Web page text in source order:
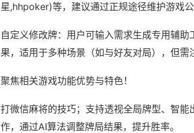
星,hhpoker)等，建议通过正规途径维护游戏公
自定义修改牌：用户可输入需求生成专用辅
果，适用于多种场景（如与好友对局），但需
聚焦相关游戏功能优势与特色！
打微信麻将的技巧；支持透视全局牌型、智
作，通过AI算法调整牌局结果，提升胜率。